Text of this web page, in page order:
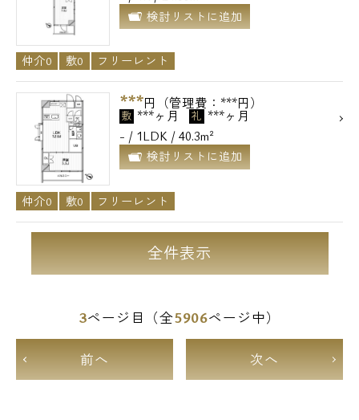
検討リストに追加
仲介0 敷0 フリーレント
***円（管理費：***円）
敷 ***ヶ月 礼 ***ヶ月
- / 1LDK / 40.3m²
検討リストに追加
仲介0 敷0 フリーレント
全件表示
3ページ目（全5906ページ中）
前へ 次へ